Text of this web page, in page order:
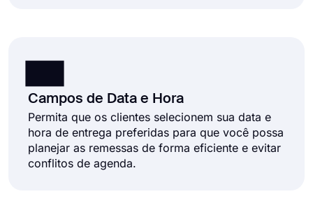
Campos de Data e Hora
Permita que os clientes selecionem sua data e
hora de entrega preferidas para que você possa
planejar as remessas de forma eficiente e evitar
conflitos de agenda.